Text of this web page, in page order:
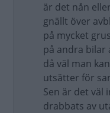
är det nån
gnällt över
på mycket
på andra bilar
då väl man
utsätter för
Sen är det väl
drabbats av